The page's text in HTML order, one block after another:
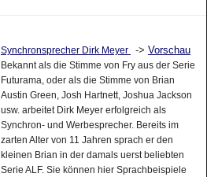
Synchronsprecher Dirk Meyer -> Vorschau
Bekannt als die Stimme von Fry aus der Serie
Futurama, oder als die Stimme von Brian
Austin Green, Josh Hartnett, Joshua Jackson
usw. arbeitet Dirk Meyer erfolgreich als
Synchron- und Werbesprecher. Bereits im
zarten Alter von 11 Jahren sprach er den
kleinen Brian in der damals uerst beliebten
Serie ALF. Sie können hier Sprachbeispiele